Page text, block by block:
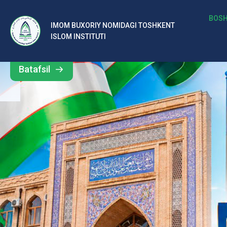
IMOM BUXORIY NOMIDAGI TOSHKENT
ISLOM INSTITUTI
b
al
ar
o‘
rt
a
si
d
Barcha
yangiliklar
Batafsil